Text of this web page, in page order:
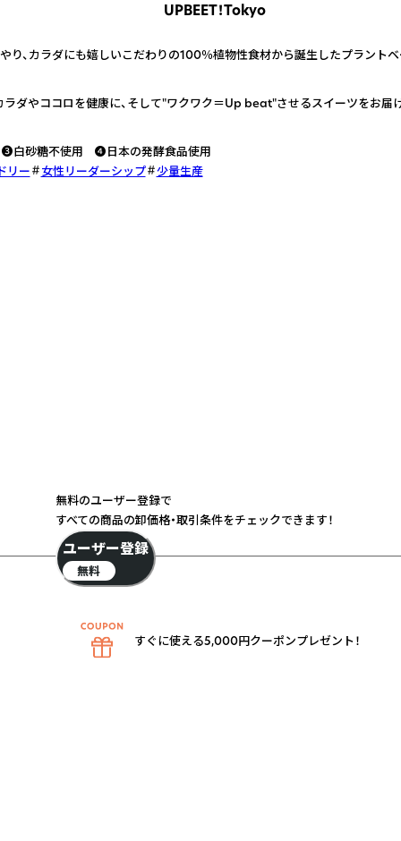
UPBEET！Tokyo
り、カラダにも嬉しいこだわりの100％植物性食材から誕生したプラントベ
ダやココロを健康に、そして"ワクワク＝Up beat"させるスイーツをお届
砂糖不使用 ❹日本の発酵食品使用
リー
女性リーダーシップ 少量生産
無料のユーザー登録で
すべての商品の卸価格・取引条件をチェックできます！
ユーザー登録
無料
すぐに使える5,000円クーポンプレゼント！